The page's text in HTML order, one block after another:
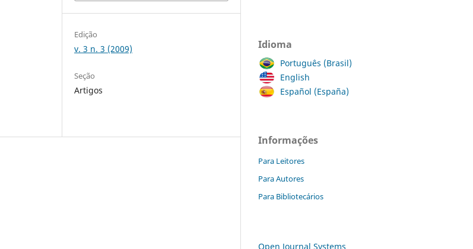
Edição
v. 3 n. 3 (2009)
Seção
Artigos
Idioma
Português (Brasil)
English
Español (España)
Informações
Para Leitores
Para Autores
Para Bibliotecários
Open Journal Systems